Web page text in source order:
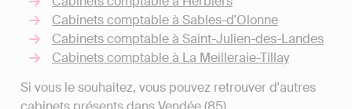
Cabinets comptable à Sables-d'Olonne
Cabinets comptable à Saint-Julien-des-Landes
Cabinets comptable à La Meilleraie-Tillay
Si vous le souhaitez, vous pouvez retrouver d'autres